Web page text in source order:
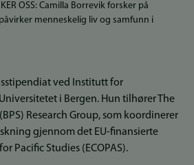
OSS: Camilla Borrevik forsker på
menneskelig liv og samfunn i
ved Institutt for
i Bergen. Hun tilhører The
Research Group, som koordinerer
gjennom det EU-finansierte
Pacific Studies (ECOPAS).